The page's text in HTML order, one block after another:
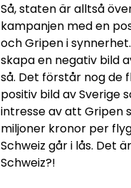
Så, staten är alltså
kampanjen med en
och Gripen i
skapa en negativ bild
så. Det förstår nog de
positiv bild av Sverige
intresse av att Gripen
miljoner kronor per
Schweiz går i lås. Det
Schweiz?!